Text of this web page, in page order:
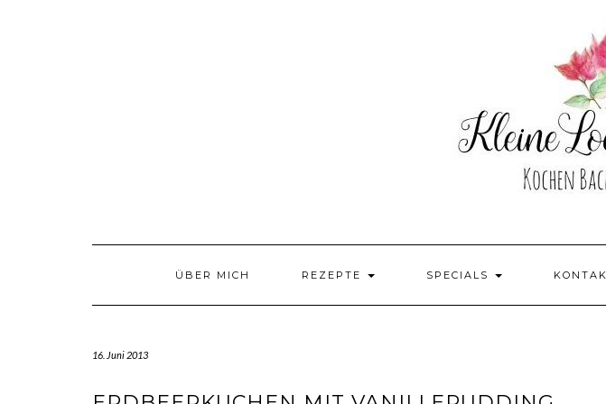
ÜBER MICH REZEPTE SPECIALS
16. Juni 2013